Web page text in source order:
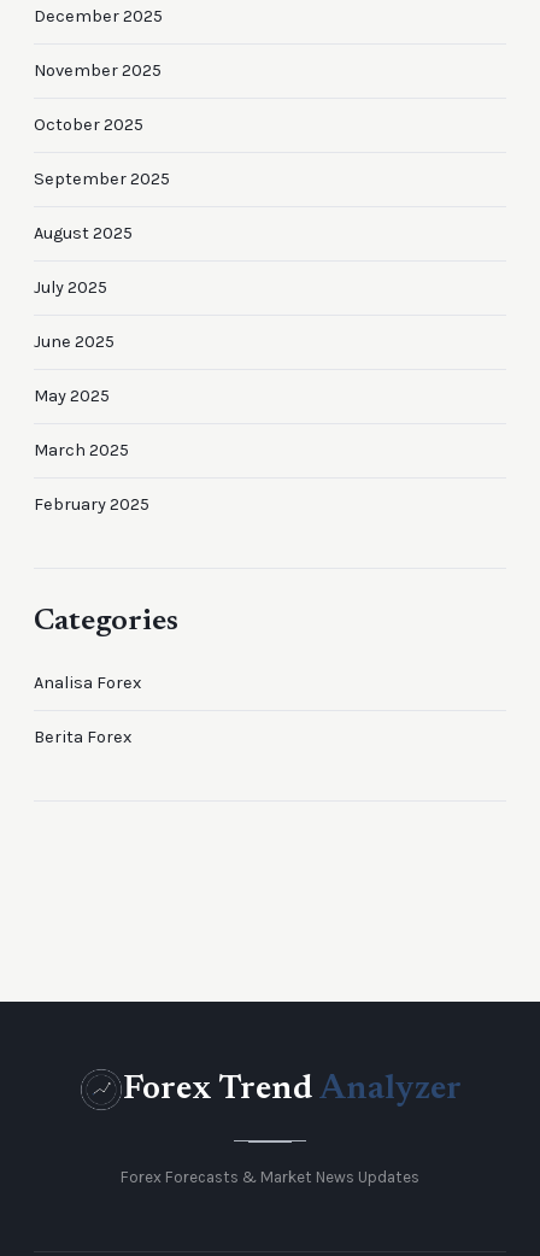
December 2025
November 2025
October 2025
September 2025
August 2025
July 2025
June 2025
May 2025
March 2025
February 2025
Categories
Analisa Forex
Berita Forex
Forex Trend Analyzer
Forex Forecasts & Market News Updates